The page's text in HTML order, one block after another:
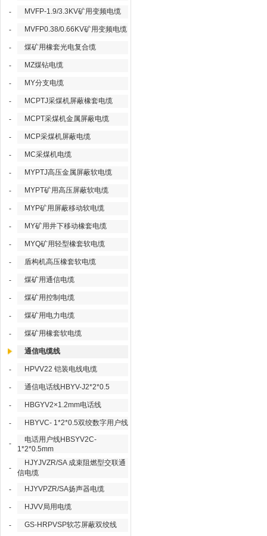
-
MVFP-1.9/3.3KV矿用变频电缆
- MVFP0.38/0.66KV矿用变频电缆
- 煤矿用橡套光电复合缆
- MZ煤钻电缆
- MY分支电缆
- MCPTJ采煤机屏蔽橡套电缆
- MCPT采煤机金属屏蔽电缆
- MCP采煤机屏蔽电缆
- MC采煤机电缆
- MYPTJ高压金属屏蔽软电缆
- MYPT矿用高压屏蔽软电缆
- MYP矿用屏蔽移动软电缆
- MY矿用井下移动橡套电缆
- MYQ矿用轻型橡套软电缆
- 盾构机高压橡套软电缆
- 煤矿用通信电缆
- 煤矿用控制电缆
- 煤矿用电力电缆
- 煤矿用橡套软电缆
通信电缆线
- HPVV22 铠装电线电缆
- 通信电话线HBYV-J2*2*0.5
- HBGYV2×1.2mm电话线
- HBYVC- 1*2*0.5双绞数字用户线
-
电话用户线HBSYV2C-
1*2*0.5mm
-
HJYJVZR/SA 成束阻燃型交联通
信电缆
-
HJYVPZR/SA扬声器电缆
- HJVV局用电缆
- GS-HRPVSP软芯屏蔽双绞线